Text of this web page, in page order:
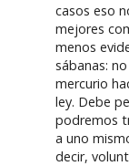
casos eso
mejores
menos
sábanas:
mercurio
ley. Debe
podremos
a uno
decir,